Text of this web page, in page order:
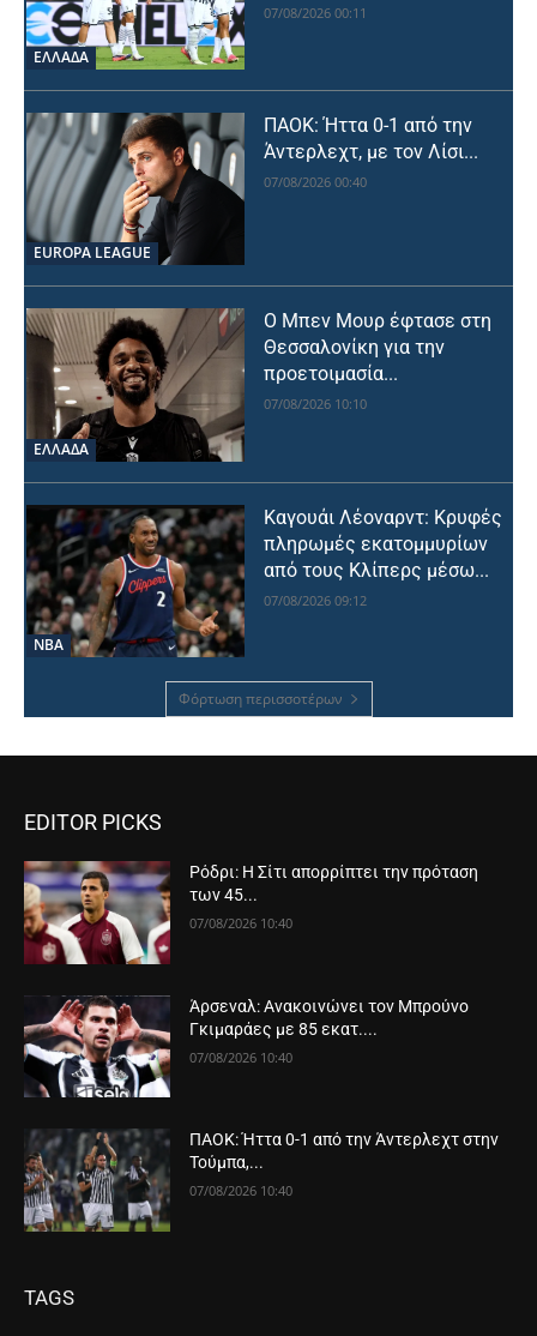
ΕΛΛΑΔΑ
07/08/2026 00:11
EUROPA LEAGUE
ΠΑΟΚ: Ήττα 0-1 από την
Άντερλεχτ, με τον Λίσι...
07/08/2026 00:40
ΕΛΛΑΔΑ
Ο Μπεν Μουρ έφτασε στη
Θεσσαλονίκη για την
προετοιμασία...
07/08/2026 10:10
NBA
Καγουάι Λέοναρντ: Κρυφές
πληρωμές εκατομμυρίων
από τους Κλίπερς μέσω...
07/08/2026 09:12
Φόρτωση περισσοτέρων
EDITOR PICKS
Ρόδρι: Η Σίτι απορρίπτει την πρόταση
των 45...
07/08/2026 10:40
Άρσεναλ: Ανακοινώνει τον Μπρούνο
Γκιμαράες με 85 εκατ....
07/08/2026 10:40
ΠΑΟΚ: Ήττα 0-1 από την Άντερλεχτ στην
Τούμπα,...
07/08/2026 10:40
TAGS